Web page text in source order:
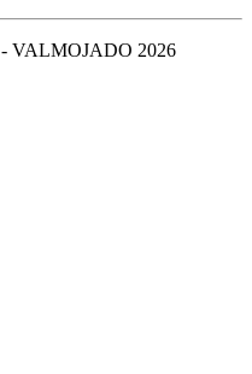
VALMOJADO 2026